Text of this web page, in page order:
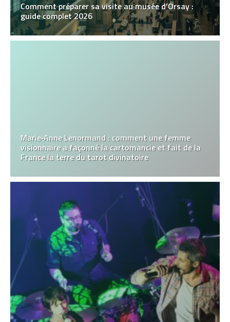
Comment préparer sa visite au musée d’Orsay :
guide complet 2026
Marie‑Anne Lenormand : comment une femme
visionnaire a façonné la cartomancie et fait de la
France la terre du tarot divinatoire